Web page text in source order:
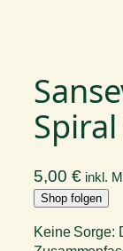
5,00 € inkl.
Shop folgen
Keine Sorge: